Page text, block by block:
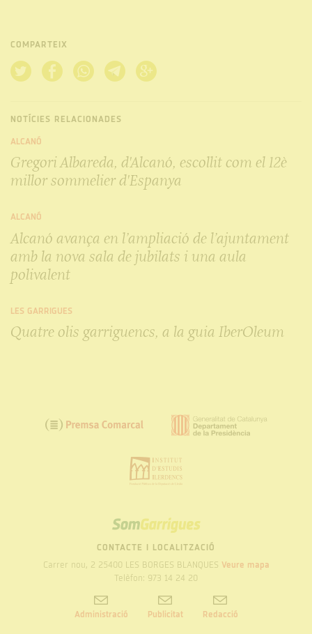
COMPARTEIX
NOTÍCIES RELACIONADES
ALCANÓ
Gregori Albareda, d'Alcanó, escollit com el 12è
millor sommelier d'Espanya
ALCANÓ
Alcanó avança en l’ampliació de l’ajuntament
amb la nova sala de jubilats i una aula
polivalent
LES GARRIGUES
Quatre olis garriguencs, a la guia IberOleum
SOM
GARRIGUES
CONTACTE I LOCALITZACIÓ
Carrer nou, 2 25400 LES BORGES BLANQUES Veure mapa
Telèfon: 973 14 24 20
Administració Publicitat Redacció